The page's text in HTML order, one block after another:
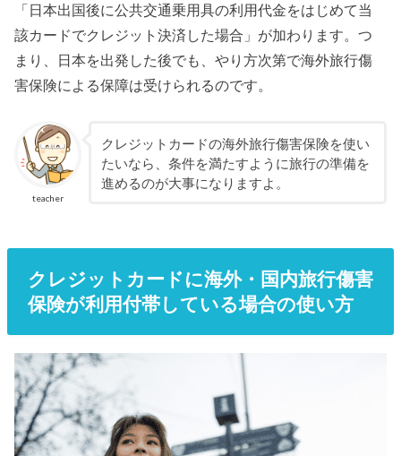
「日本出国後に公共交通乗用具の利用代金をはじめて当
該カードでクレジット決済した場合」が加わります。つ
まり、日本を出発した後でも、やり方次第で海外旅行傷
害保険による保障は受けられるのです。
teacher
クレジットカードの海外旅行傷害保険を使い
たいなら、条件を満たすように旅行の準備を
進めるのが大事になりますよ。
クレジットカードに海外・国内旅行傷害
保険が利用付帯している場合の使い方